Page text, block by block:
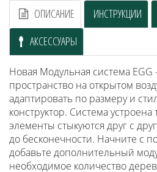
ОПИСАНИЕ ИНСТРУКЦИИ
АКСЕССУАРЫ
Новая Модульная система EGG
пространство на открытом
адаптировать по размеру и
конструктор. Системаустроена
элементы стыкуются друг с
до бесконечности. Начните с
добавьте дополнительный
необходимое количество